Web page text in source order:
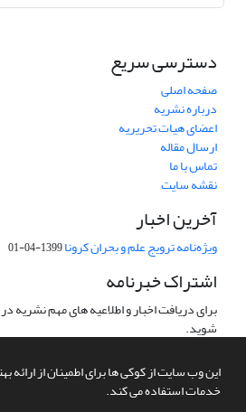
این وب سایت از کوکی ها برای اطمینان از ارائه
خدمات استفاده می کند.
دسترسی سریع
صفحه اصلی
درباره نشریه
اعضای هیات تحریریه
ارسال مقاله
تماس با ما
نقشه سایت
آخرین اخبار
ویژه‌نامه ترویج علم و بحران کرونا1399-04-01
اشتراک خبرنامه
برای دریافت اخبار و اطلاعیه های مهم نشریه
شوید.